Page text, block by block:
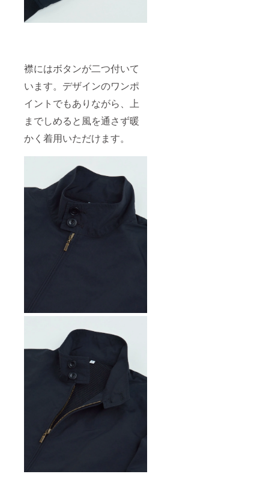
襟にはボタンが二つ付いて
います。デザインのワンポ
イントでもありながら、上
までしめると風を通さず暖
かく着用いただけます。